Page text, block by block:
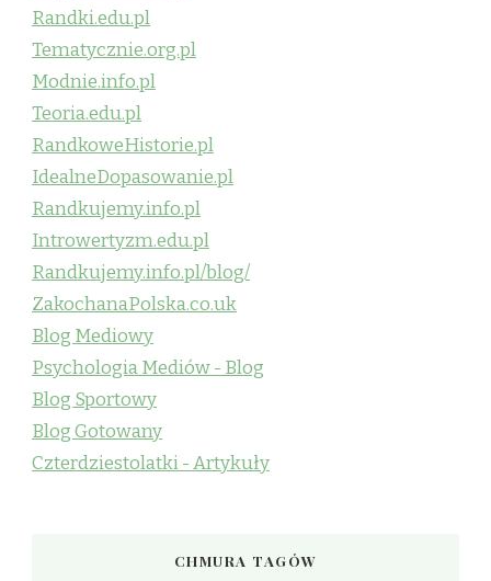
Randki.edu.pl
Tematycznie.org.pl
Modnie.info.pl
Teoria.edu.pl
RandkoweHistorie.pl
IdealneDopasowanie.pl
Randkujemy.info.pl
Introwertyzm.edu.pl
Randkujemy.info.pl/blog/
ZakochanaPolska.co.uk
Blog Mediowy
Psychologia Mediów - Blog
Blog Sportowy
Blog Gotowany
Czterdziestolatki - Artykuły
CHMURA TAGÓW